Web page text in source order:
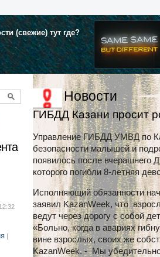
(свежие) тут где?
|
Новости
ГИБДД Казани просит
Управление ГИБДД УМВД по
безопасности малышей и
появилось после вчерашнего
которого погибли 8-летняя
Исполняющий обязанности
заявил KazanWeek, что
ведут через дорогу с собой
«Больно, когда в авариях
вине взрослых, своих же
KazanWeek. - Мы убедительно